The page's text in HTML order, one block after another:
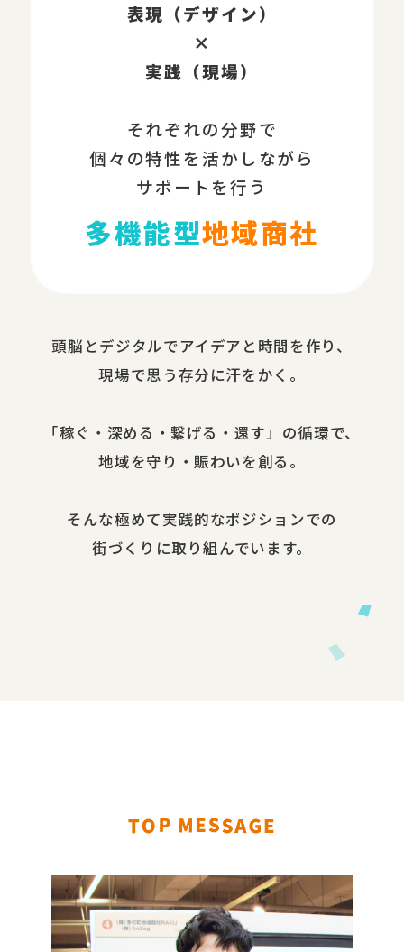
表現（デザイン）
×
実践（現場）
それぞれの分野で
個々の特性を活かしながら
サポートを行う
多機能型地域商社
頭脳と​デジタルで​アイデアと​時間を​作り、​
現場で​思う​存分に​汗を​かく。
​「稼ぐ・​深める​・繋げる・還す」の​循環で、​
地域を​守り・​賑わいを​創る。
​そんな​極めて​実践的な​ポジションでの​
街づくりに​取り組んでいます。​